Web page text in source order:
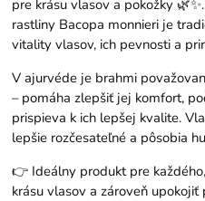
pre krásu vlasov a pokožky
rastliny Bacopa monnieri je
vitality vlasov, ich pevnosti a
V ajurvéde je brahmi
– pomáha zlepšiť jej komfort,
prispieva k ich lepšej kvalite.
lepšie rozčesateľné a pôsobia
👉 Ideálny produkt pre
krásu vlasov a zároveň upokojiť